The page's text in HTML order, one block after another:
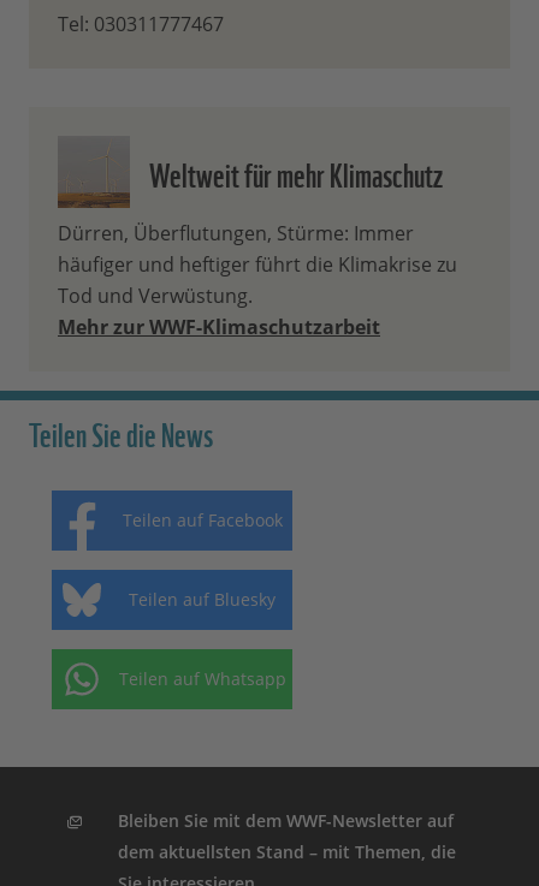
Tel: 030311777467
Weltweit für mehr Klimaschutz
Dürren, Überflutungen, Stürme: Immer
häufiger und heftiger führt die Klimakrise zu
Tod und Verwüstung.
Mehr zur WWF-Klimaschutzarbeit
Teilen Sie die News
Teilen auf Facebook
Teilen auf Bluesky
Teilen auf Whatsapp
Bleiben Sie mit dem WWF-Newsletter auf
dem aktuellsten Stand – mit Themen, die